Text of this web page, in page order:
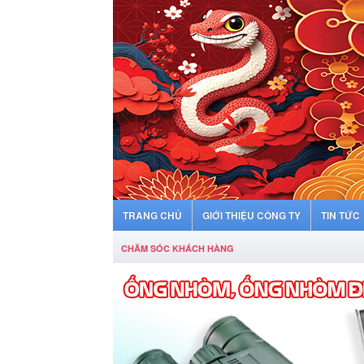
TRANG CHỦ GIỚI THIỆU CÔNG TY TIN TỨC
CHĂM SÓC KHÁCH HÀNG